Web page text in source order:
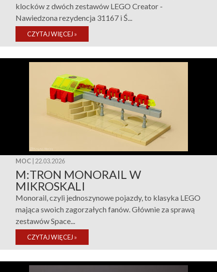
klocków z dwóch zestawów LEGO Creator -
Nawiedzona rezydencja 31167 i Ś...
CZYTAJ WIĘCEJ »
MOC | 22.03.2026
M:TRON MONORAIL W
MIKROSKALI
Monorail, czyli jednoszynowe pojazdy, to klasyka LEGO
mająca swoich zagorzałych fanów. Głównie za sprawą
zestawów Space...
CZYTAJ WIĘCEJ »